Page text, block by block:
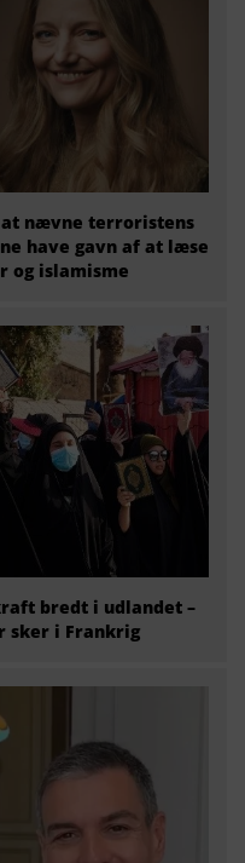
at nævne terroristens
have gavn af at læse
og islamisme
bredt i udlandet –
sker i Frankrig